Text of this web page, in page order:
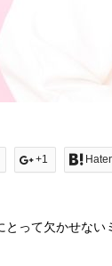
+1
って欠かせない